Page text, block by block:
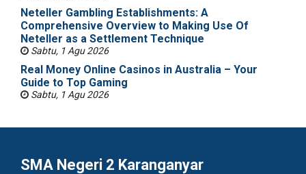
Neteller Gambling Establishments: A
Comprehensive Overview to Making Use Of
Neteller as a Settlement Technique
Sabtu, 1 Agu 2026
Real Money Online Casinos in Australia – Your
Guide to Top Gaming
Sabtu, 1 Agu 2026
SMA Negeri 2 Karanganyar